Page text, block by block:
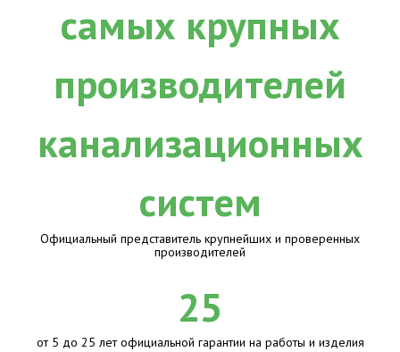
Официальный представитель крупнейших и проверенных
производителей
25
от 5 до 25 лет официальной гарантии на работы и изделия